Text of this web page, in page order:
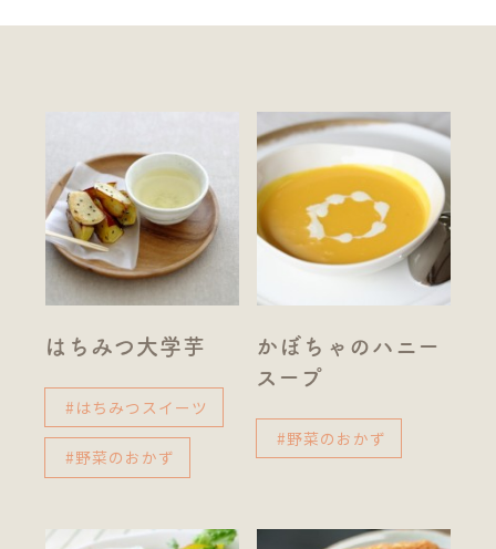
はちみつ大学芋
#はちみつスイーツ
#野菜のおかず
かぼちゃのハニー
スープ
#野菜のおかず